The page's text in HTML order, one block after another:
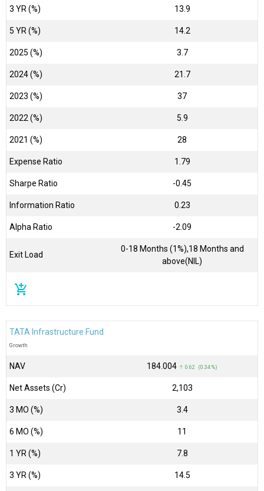
3 YR (%) 13.9
5 YR (%) 14.2
2025 (%) 3.7
2024 (%) 21.7
2023 (%) 37
2022 (%) 5.9
2021 (%) 28
Expense Ratio 1.79
Sharpe Ratio -0.45
Information Ratio 0.23
Alpha Ratio -2.09
Exit Load
0-18 Months (1%),18 Months and
above(NIL)
add_shopping_cart
TATA Infrastructure Fund
Growth
NAV ₹184.004 ↑ 0.62 (0.34 %)
Net Assets (Cr) ₹2,103
3 MO (%) 3.4
6 MO (%) 11
1 YR (%) 7.8
3 YR (%) 14.5